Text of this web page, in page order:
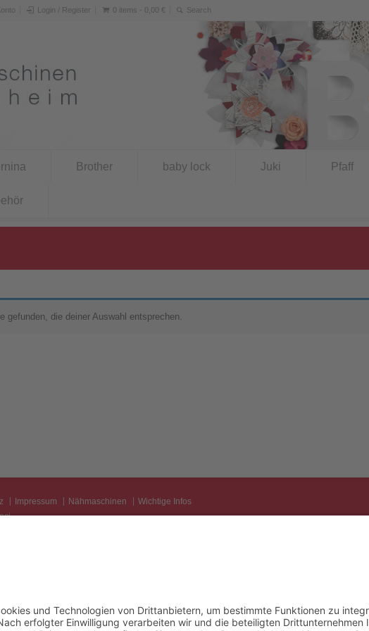
Login / Register 0 items - 0,00 €
Brother baby lock Juki Pfaff
gefunden, die deiner Auswahl entsprechen.
Impressum Nähmaschinen
Wichtige Infos